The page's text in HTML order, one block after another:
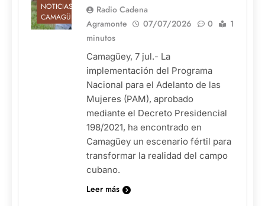
NOTICIAS DE
CAMAGÜEY
Radio Cadena
Agramonte
07/07/2026 0
1
minutos
Camagüey, 7 jul.- La
implementación del Programa
Nacional para el Adelanto de las
Mujeres (PAM), aprobado
mediante el Decreto Presidencial
198/2021, ha encontrado en
Camagüey un escenario fértil para
transformar la realidad del campo
cubano.
Leer más